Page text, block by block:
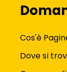
Cos'è
Dove si